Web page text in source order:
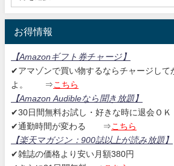
お得情報
【Amazonギフト券チャージ 】
✔アマゾンで買い物するならチャージして
よ。
⇒ こちら
【Amazon Audibleなら聞き放題】
✔30日間無料お試し・好きな時に退会ＯＫ
✔通勤時間が変わる ⇒ こちら
【楽天マガジン： 900誌以上が読み放題】
✔雑誌の価格より安い月額380円